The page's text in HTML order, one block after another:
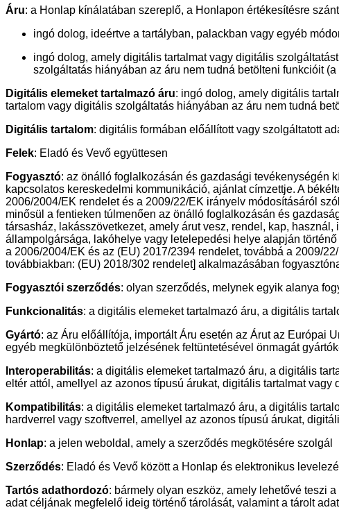
Áru: a Honlap kínálatában szereplő, a Honlapon értékesítésre
ingó dolog, ideértve a tartályban, palackban vagy egyéb
ingó dolog, amely digitális tartalmat vagy digitális
szolgáltatás hiányában az áru nem tudná betölteni funkcióit
Digitális elemeket tartalmazó áru: ingó dolog, amely digitális
tartalom vagy digitális szolgáltatás hiányában az áru nem tudná
Digitális tartalom: digitális formában előállított vagy szolgáltatott
Felek: Eladó és Vevő együttesen
Fogyasztó: az önálló foglalkozásán és gazdasági tevékenységén
kapcsolatos kereskedelmi kommunikáció, ajánlat címzettje. A
2006/2004/EK rendelet és a 2009/22/EK irányelv módosításáról
minősül a fentieken túlmenően az önálló foglalkozásán és
társasház, lakásszövetkezet, amely árut vesz, rendel, kap,
állampolgársága, lakóhelye vagy letelepedési helye alapján
a 2006/2004/EK és az (EU) 2017/2394 rendelet, továbbá a 2009/
továbbiakban: (EU) 2018/302 rendelet] alkalmazásában
Fogyasztói szerződés: olyan szerződés, melynek egyik alanya
Funkcionalitás: a digitális elemeket tartalmazó áru, a digitális
Gyártó: az Áru előállítója, importált Áru esetén az Árut az Európai
egyéb megkülönböztető jelzésének feltüntetésével önmagát
Interoperabilitás: a digitális elemeket tartalmazó áru, a digitális
eltér attól, amellyel az azonos típusú árukat, digitális tartalmat
Kompatibilitás: a digitális elemeket tartalmazó áru, a digitális
hardverrel vagy szoftverrel, amellyel az azonos típusú árukat,
Honlap: a jelen weboldal, amely a szerződés megkötésére szolgál
Szerződés: Eladó és Vevő között a Honlap és elektronikus
Tartós adathordozó: bármely olyan eszköz, amely lehetővé teszi
adat céljának megfelelő ideig történő tárolását, valamint a tárolt